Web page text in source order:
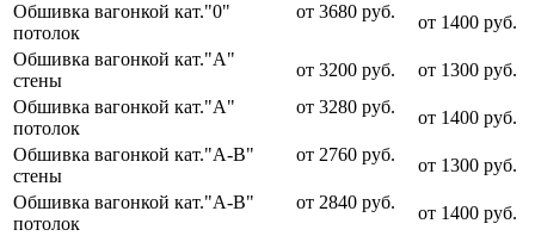
Обшивка вагонкой кат."0"
потолок
от 3680 руб.
от 1400 руб.
Обшивка вагонкой кат."А"
стены
от 3200 руб.
от 1300 руб.
Обшивка вагонкой кат."А"
потолок
от 3280 руб.
от 1400 руб.
Обшивка вагонкой кат."А-В"
стены
от 2760 руб.
от 1300 руб.
Обшивка вагонкой кат."А-В"
потолок
от 2840 руб.
от 1400 руб.